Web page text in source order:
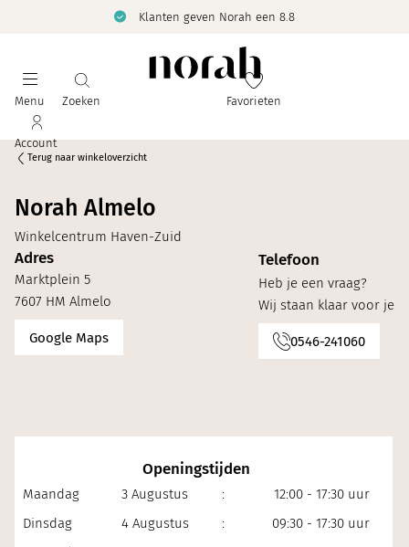
Klanten geven Norah een 8.8
Menu Zoeken Favorieten
Account
Terug naar winkeloverzicht
Norah Almelo
Winkelcentrum Haven-Zuid
Adres
Marktplein 5
7607 HM Almelo
Google Maps
Telefoon
Heb je een vraag?
Wij staan klaar voor je
0546-241060
Openingstijden
Maandag 3 Augustus :
12:00 - 17:30 uur
Dinsdag
4 Augustus :
09:30 - 17:30 uur